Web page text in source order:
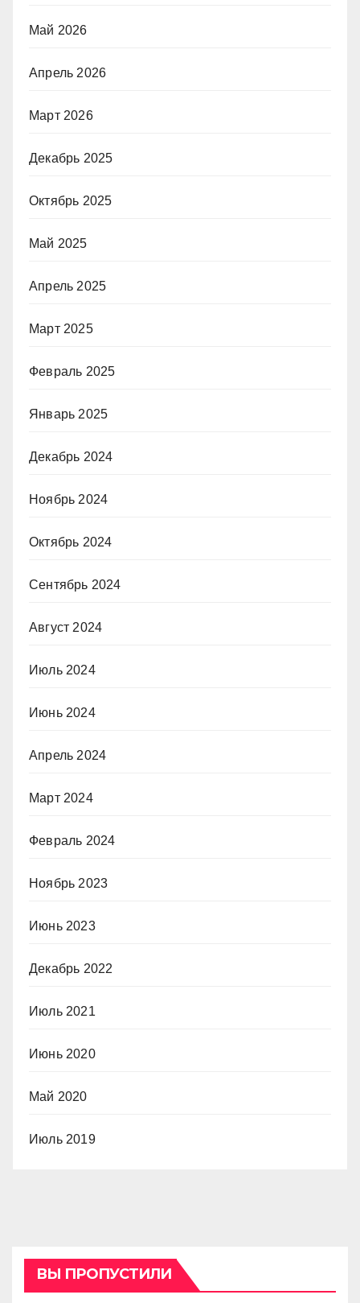
Май 2026
Апрель 2026
Март 2026
Декабрь 2025
Октябрь 2025
Май 2025
Апрель 2025
Март 2025
Февраль 2025
Январь 2025
Декабрь 2024
Ноябрь 2024
Октябрь 2024
Сентябрь 2024
Август 2024
Июль 2024
Июнь 2024
Апрель 2024
Март 2024
Февраль 2024
Ноябрь 2023
Июнь 2023
Декабрь 2022
Июль 2021
Июнь 2020
Май 2020
Июль 2019
ВЫ ПРОПУСТИЛИ